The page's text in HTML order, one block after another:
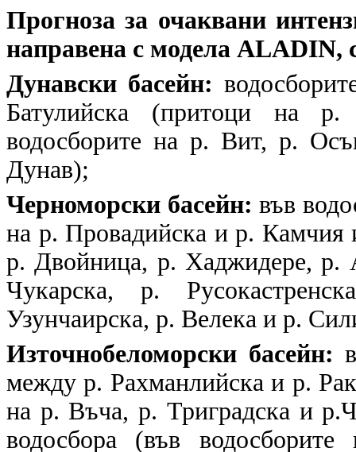
Прогноза за очаквани
направена с модела ALADIN,
Дунавски басейн:
Батулийска (притоци на
водосборите на р. Вит, р.
Дунав);
Черноморски басейн: във
на р. Провадийска и р.
р. Двойница, р. Хаджидере,
Чукарска, р.
Узунчаирска, р. Велека и р.
Източнобеломорски басейн:
между р. Рахманлийска и р.
на р. Въча, р. Триградска и
водосбора (във